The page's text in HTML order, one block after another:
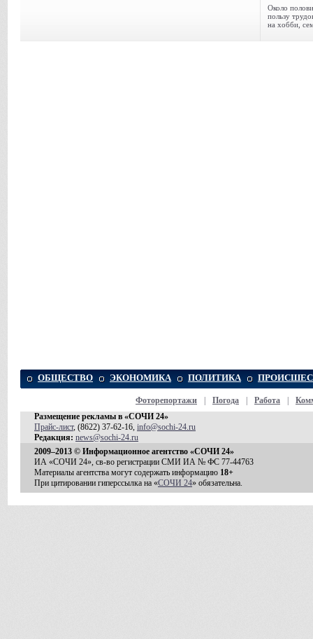
Около
пользу
на хобби,
ОБЩЕСТВО ЭКОНОМИКА ПОЛИТИКА
Фоторепортажи Погода Работа
Размещение рекламы в «СОЧИ 24»
Прайс-лист, (8622) 37-62-16, info@sochi-24.ru
Редакция: news@sochi-24.ru
2009–2013 © Информационное агентство «СОЧИ 24»
ИА «СОЧИ 24», св-во регистрации СМИ ИА № ФС 77-44763
Материалы агентства могут содержать информацию 18+
При цитировании гиперссылка на «СОЧИ 24» обязательна.